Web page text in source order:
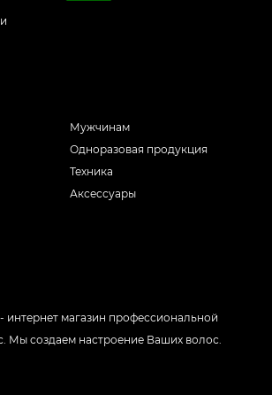
Мужчинам
Одноразовая продукция
Техника
Аксессуары
интернет магазин профессиональной
Мы создаем настроение Ваших волос.